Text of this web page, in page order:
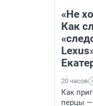
«Не
Как
20 часов
Как
перцы —